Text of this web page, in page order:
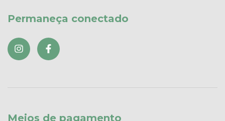
Permaneça conectado
Meios de pagamento